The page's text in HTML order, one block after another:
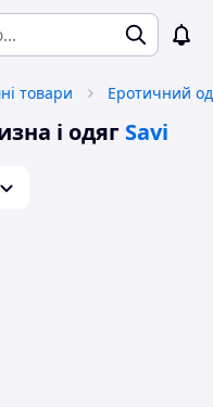
товари Еротичний
і одяг Savi